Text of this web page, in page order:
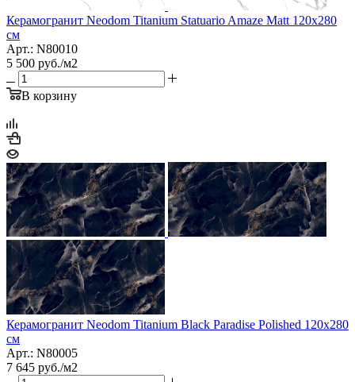
Керамогранит Neodom Titanium Statuario Amaze Matt 120х280
см
Арт.: N80010
5 500 руб./м2
В корзину
Керамогранит Neodom Titanium Black Paradise Polished 120х280
см
Арт.: N80005
7 645 руб./м2